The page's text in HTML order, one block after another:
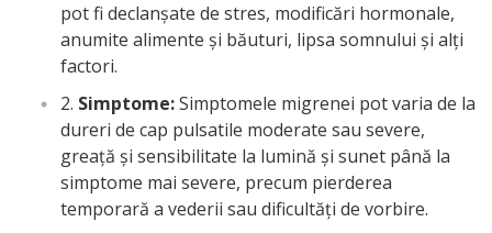
pot fi declanșate de stres, modificări hormonale,
anumite alimente și băuturi, lipsa somnului și alți
factori.
Simptome:Simptomele migrenei pot varia de la
dureri de cap pulsatile moderate sau severe,
greață și sensibilitate la lumină și sunet până la
simptome mai severe, precum pierderea
temporară a vederii sau dificultăți de vorbire.